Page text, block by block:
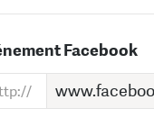
Facebook